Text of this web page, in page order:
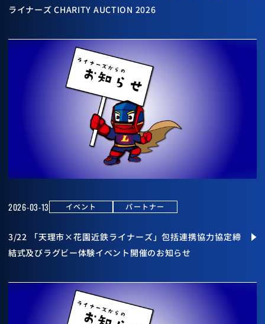
ライナーズ CHARITY AUCTION 2026
2026-03-13 イベント パートナー
3/22 「天理市×花園近鉄ライナーズ」包括連携協力協定締
結式及びラグビー体験イベント開催のお知らせ